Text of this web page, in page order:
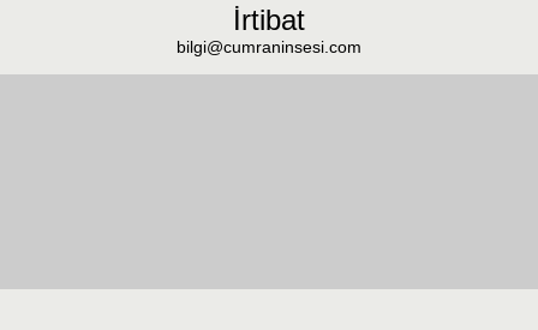
İrtibat
bilgi@cumraninsesi.com